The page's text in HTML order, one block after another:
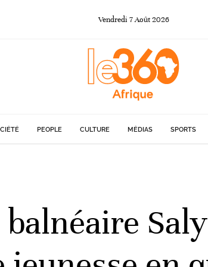
Vendredi 7Août 2026
PEOPLE CULTURE MÉDIAS SPORTS